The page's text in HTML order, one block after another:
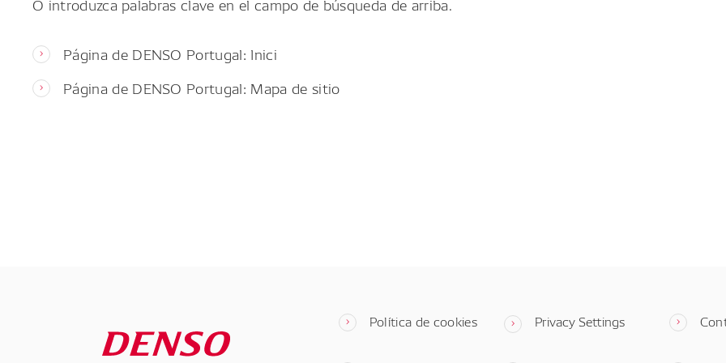
Página de DENSO Portugal: Inici
Página de DENSO Portugal: Mapa de sitio
Política de cookies Privacy Settings